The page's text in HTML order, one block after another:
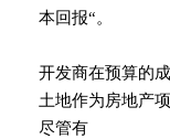
本回报“。
开发商在预算的
土地作为房地产
尽管有